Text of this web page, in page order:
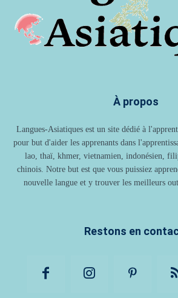
À propos
Langues-Asiatiques est un site dédié à
pour but d'aider les apprenants dans
lao, thaï, khmer, vietnamien, indonésien,
chinois. Notre but est que vous puissiez
nouvelle langue et y trouver les meilleurs
Restons en